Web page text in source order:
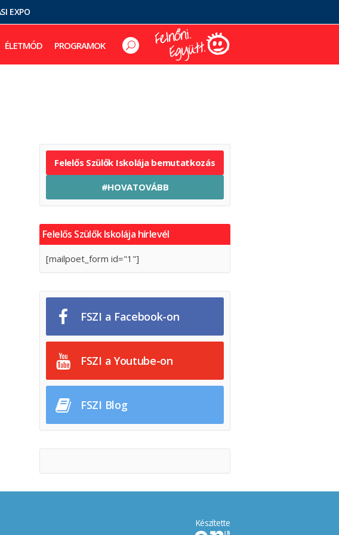
EXPO
ÉLETMÓD PROGRAMOK
Felelős Szülők Iskolája bemutatkozás
#HOVATOVÁBB
Felelős Szülők Iskolája hírlevél
[mailpoet_form id="1"]
FSZI a Facebook-on
FSZI a Youtube-on
FSZI Blog
Készítette